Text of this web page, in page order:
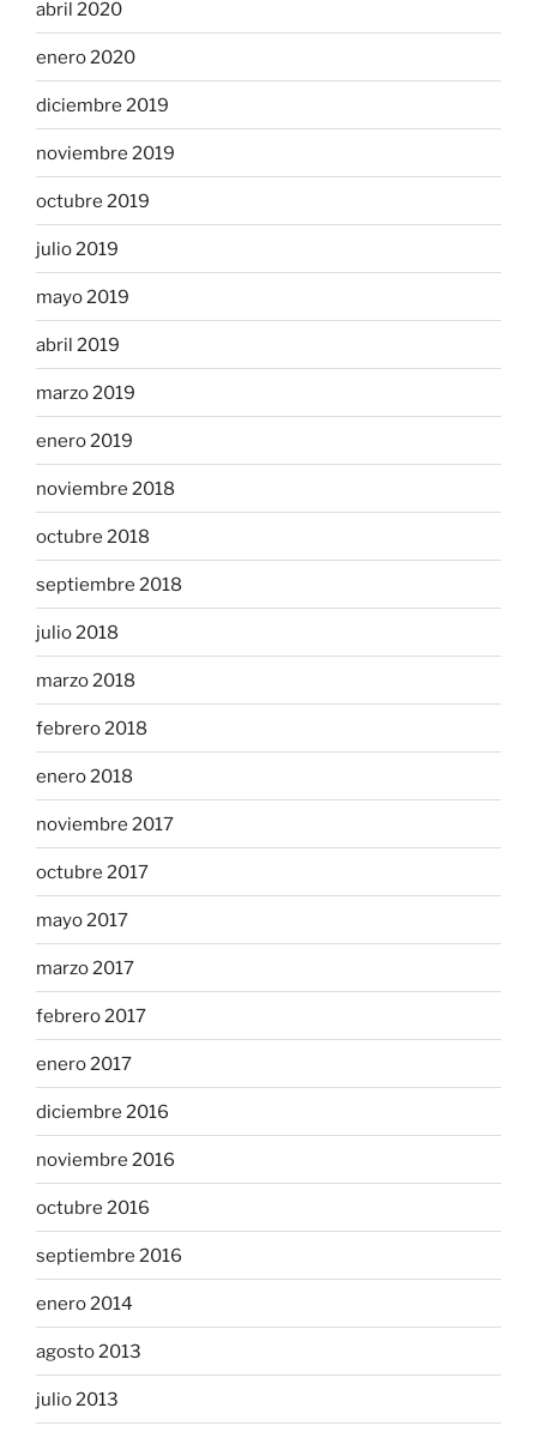
abril 2020
enero 2020
diciembre 2019
noviembre 2019
octubre 2019
julio 2019
mayo 2019
abril 2019
marzo 2019
enero 2019
noviembre 2018
octubre 2018
septiembre 2018
julio 2018
marzo 2018
febrero 2018
enero 2018
noviembre 2017
octubre 2017
mayo 2017
marzo 2017
febrero 2017
enero 2017
diciembre 2016
noviembre 2016
octubre 2016
septiembre 2016
enero 2014
agosto 2013
julio 2013